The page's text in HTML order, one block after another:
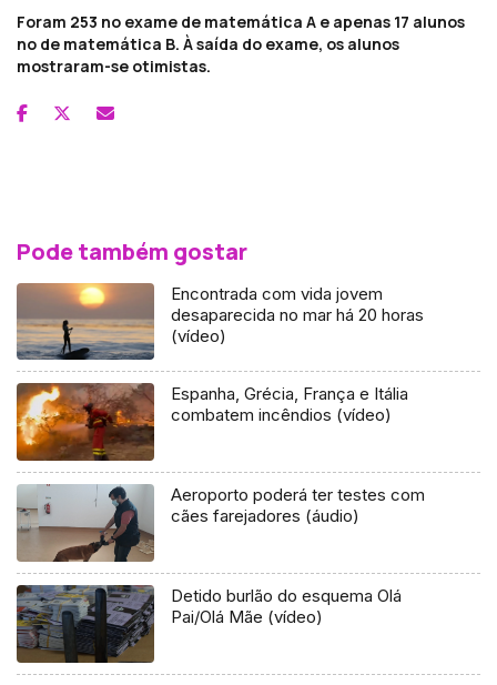
Foram 253 no exame de matemática A e apenas 17 alunos
no de matemática B. À saída do exame, os alunos
mostraram-se otimistas.
Pode também gostar
Encontrada com vida jovem
desaparecida no mar há 20 horas
(vídeo)
Espanha, Grécia, França e Itália
combatem incêndios (vídeo)
Aeroporto poderá ter testes com
cães farejadores (áudio)
Detido burlão do esquema Olá
Pai/Olá Mãe (vídeo)